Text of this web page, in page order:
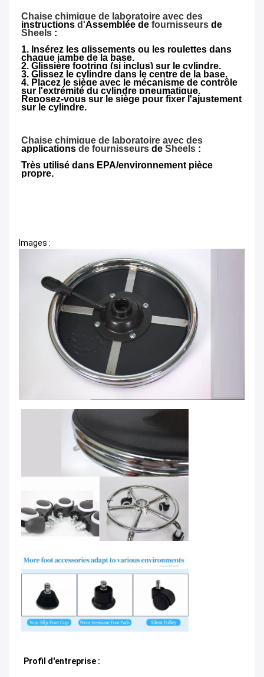
Chaise chimique de laboratoire avec des
instructions d'Assemblée de fournisseurs de
Sheels :
1. Insérez les glissements ou les roulettes dans
chaque jambe de la base.
2. Glissière footring (si inclus) sur le cylindre.
3. Glissez le cylindre dans le centre de la base.
4. Placez le siège avec le mécanisme de contrôle
sur l'extrémité du cylindre pneumatique.
Reposez-vous sur le siège pour fixer l'ajustement
sur le cylindre.
Chaise chimique de laboratoire avec des
applications de fournisseurs de Sheels :
Très utilisé dans EPA/environnement pièce
propre.
Images :
Profil d'entreprise :